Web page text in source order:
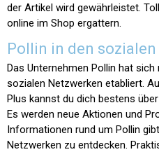
der Artikel wird gewährleistet.
online im Shop ergattern.
Pollin in den
Das Unternehmen Pollin hat
sozialen Netzwerken etabliert.
Plus kannst du dich bestens
Es werden neue Aktionen und
Informationen rund um Pollin
Netzwerken zu entdecken.